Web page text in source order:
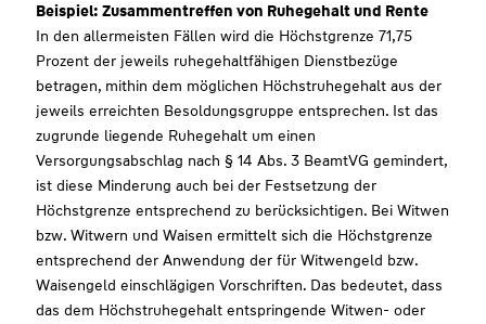
Beispiel: Zusammentreffen von Ruhegehalt und Rente
In den allermeisten Fällen wird die Höchstgrenze 71,75
Prozent der jeweils ruhegehaltfähigen Dienstbezüge
betragen, mithin dem möglichen Höchstruhegehalt aus der
jeweils erreichten Besoldungsgruppe entsprechen. Ist das
zugrunde liegende Ruhegehalt um einen
Versorgungsabschlag nach § 14 Abs. 3 BeamtVG gemindert,
ist diese Minderung auch bei der Festsetzung der
Höchstgrenze entsprechend zu berücksichtigen. Bei Witwen
bzw. Witwern und Waisen ermittelt sich die Höchstgrenze
entsprechend der Anwendung der für Witwengeld bzw.
Waisengeld einschlägigen Vorschriften. Das bedeutet, dass
das dem Höchstruhegehalt entspringende Witwen- oder